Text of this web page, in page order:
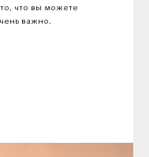
что вы можете
важно.